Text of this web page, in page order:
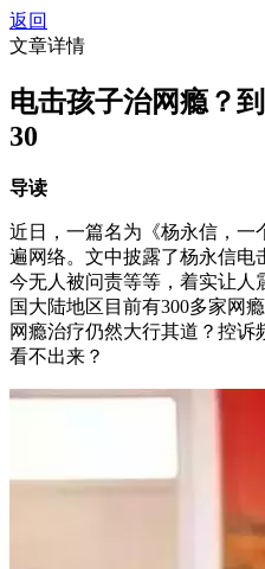
返回
文章详情
电击孩子治网瘾？
30
导读
近日，一篇名为《杨永信，一
遍网络。文中披露了杨永信电
今无人被问责等等，着实让人
国大陆地区目前有300多家网
网瘾治疗仍然大行其道？控
看不出来？